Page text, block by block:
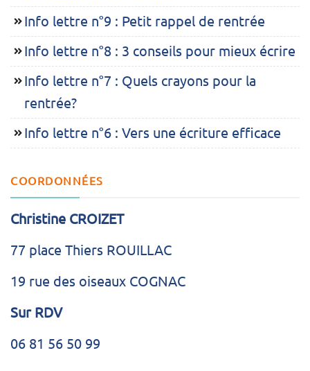
Info lettre n°9 : Petit rappel de rentrée
Info lettre n°8 : 3 conseils pour mieux écrire
Info lettre n°7 : Quels crayons pour la
rentrée?
Info lettre n°6 : Vers une écriture efficace
COORDONNÉES
Christine CROIZET
77 place Thiers ROUILLAC
19 rue des oiseaux COGNAC
Sur RDV
06 81 56 50 99